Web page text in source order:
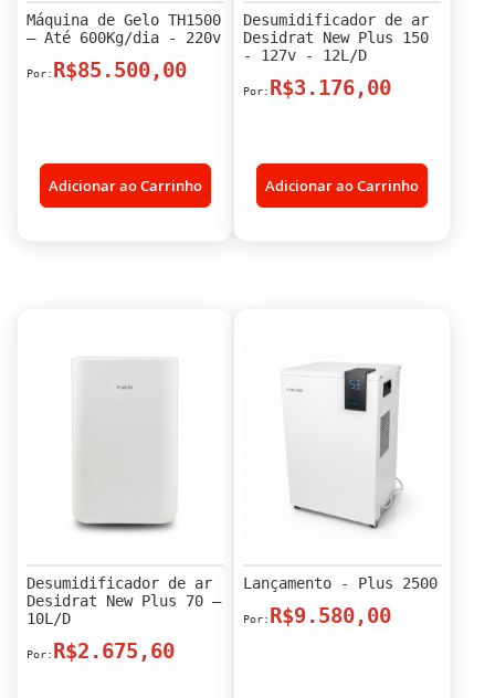
Máquina de Gelo TH1500
– Até 600Kg/dia - 220v
R$85.500,00
Adicionar ao Carrinho
Desumidificador de ar
Desidrat New Plus 150
- 127v - 12L/D
R$3.176,00
Adicionar ao Carrinho
Desumidificador de ar
Desidrat New Plus 70 –
10L/D
R$2.675,60
Lançamento - Plus 2500
R$9.580,00